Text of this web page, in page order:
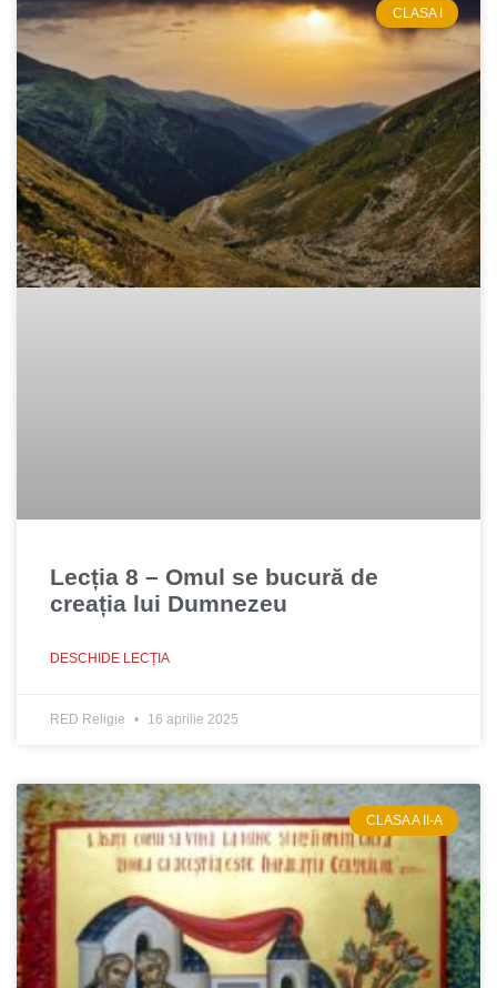
CLASA I
Lecția 8 – Omul se bucură de
creația lui Dumnezeu
DESCHIDE LECȚIA
RED Religie 16 aprilie 2025
CLASA A II-A